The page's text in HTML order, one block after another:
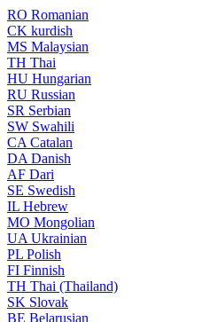
RO Romanian
CK kurdish
MS Malaysian
TH Thai
HU Hungarian
RU Russian
SR Serbian
SW Swahili
CA Catalan
DA Danish
AF Dari
SE Swedish
IL Hebrew
MO Mongolian
UA Ukrainian
PL Polish
FI Finnish
TH Thai (Thailand)
SK Slovak
BE Belarusian